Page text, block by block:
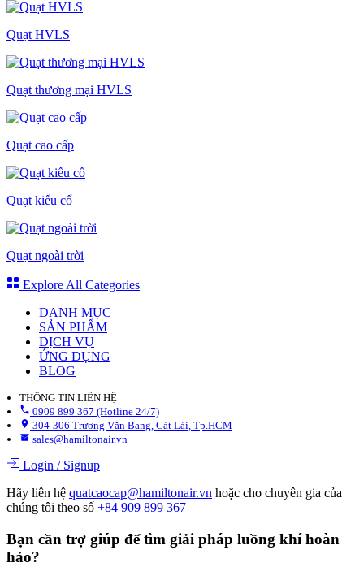
Quạt HVLS
Quạt thương mại HVLS
Quạt cao cấp
Quạt kiểu cổ
Quạt ngoài trời
Explore All Categories
DANH MỤC
SẢN PHẨM
DỊCH VỤ
ỨNG DỤNG
BLOG
THÔNG TIN LIÊN HỆ
0909 899 367 (Hotline 24/7)
304-306 Trương Văn Bang, Cát Lái, Tp.HCM
sales@hamiltonair.vn
Login /Signup
Hãy liên hệ quatcaocap@hamiltonair.vn hoặc cho chuyên gia của
chúng tôi theo số +84 909 899 367
Bạn cần trợ giúp để tìm giải pháp luồng khí hoàn
hảo?